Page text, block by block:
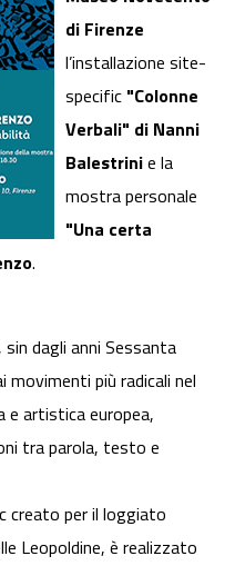
di Firenze
l’installazione site-
specific "Colonne
Verbali" di Nanni
Balestrinie la
mostra personale
"Una certa
.
dagli anni Sessanta
movimenti più radicali nel
e artistica europea,
tra parola, testo e
per il loggiato
Leopoldine, è realizzato